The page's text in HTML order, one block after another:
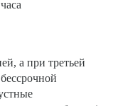
а при третьей